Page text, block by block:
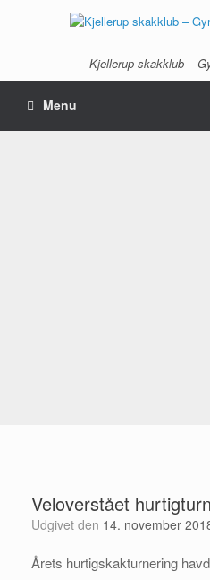
Kjellerup skakklub –
Menu
Veloverstået
Udgivet den 14. november
Årets hurtigskakturnering